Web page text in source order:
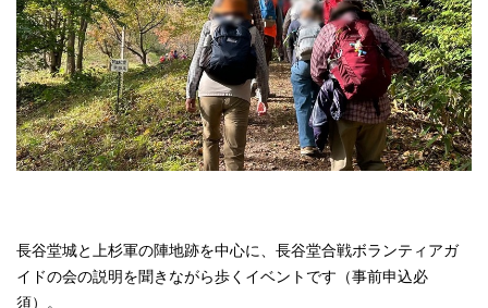
長谷堂城と上杉軍の陣地跡を中心に、長谷堂合戦ボランティアガ
イドの会の説明を聞きながら歩くイベントです（事前申込必
須）。